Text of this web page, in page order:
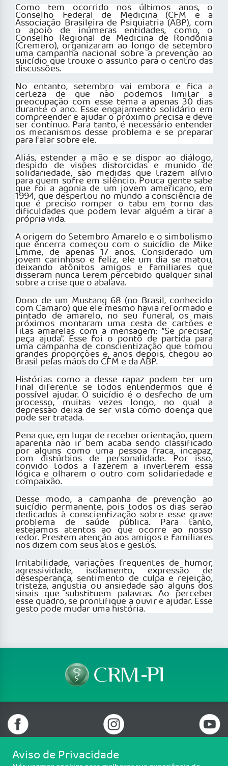
Como tem ocorrido nos últimos anos, o
Conselho Federal de Medicina (CFM e a
Associação Brasileira de Psiquiatria (ABP), com
o apoio de inúmeras entidades, como, o
Conselho Regional de Medicina de Rondônia
(Cremero), organizaram ao longo de setembro
uma campanha nacional sobre a prevenção ao
suicídio que trouxe o assunto para o centro das
discussões.
No entanto, setembro vai embora e fica a
certeza de que não podemos limitar a
preocupação com esse tema a apenas 30 dias
durante o ano. Esse engajamento solidário em
compreender e ajudar o próximo precisa e deve
ser contínuo. Para tanto, é necessário entender
os mecanismos desse problema e se preparar
para falar sobre ele.
Aliás, estender a mão e se dispor ao diálogo,
despido de visões distorcidas e munido de
solidariedade, são medidas que trazem alívio
para quem sofre em silêncio. Pouca gente sabe
que foi a agonia de um jovem americano, em
1994, que despertou no mundo a consciência de
que é preciso romper o tabu em torno das
dificuldades que podem levar alguém a tirar a
própria vida.
A origem do Setembro Amarelo e o simbolismo
que encerra começou com o suicídio de Mike
Emme, de apenas 17 anos. Considerado um
jovem carinhoso e feliz, ele um dia se matou,
deixando atônitos amigos e familiares que
disseram nunca terem percebido qualquer sinal
sobre a crise que o abalava.
Dono de um Mustang 68 (no Brasil, conhecido
com Camaro) que ele mesmo havia reformado e
pintado de amarelo, no seu funeral, os mais
próximos montaram uma cesta de cartões e
fitas amarelas com a mensagem: “Se precisar,
peça ajuda”. Esse foi o ponto de partida para
uma campanha de conscientização que tomou
grandes proporções e, anos depois, chegou ao
Brasil pelas mãos do CFM e da ABP.
Histórias como a desse rapaz podem ter um
final diferente se todos entendermos que é
possível ajudar. O suicídio é o desfecho de um
processo, muitas vezes longo, no qual a
depressão deixa de ser vista como doença que
pode ser tratada.
Pena que, em lugar de receber orientação, quem
aparenta não ir bem acaba sendo classificado
por alguns como uma pessoa fraca, incapaz,
com distúrbios de personalidade. Por isso,
convido todos a fazerem a inverterem essa
lógica e olharem o outro com solidariedade e
compaixão.
Desse modo, a campanha de prevenção ao
suicídio permanente, pois todos os dias serão
dedicados à conscientização sobre esse grave
problema de saúde pública. Para tanto,
estejamos atentos ao que ocorre ao nosso
redor. Prestem atenção aos amigos e familiares
nos dizem com seus atos e gestos.
Irritabilidade, variações frequentes de humor,
agressividade, isolamento, expressão de
desesperança, sentimento de culpa e rejeição,
tristeza, angustia ou ansiedade são alguns dos
sinais que substituem palavras. Ao perceber
esse quadro, se prontifique a ouvir e ajudar. Esse
gesto pode mudar uma história.
Aviso de Privacidade